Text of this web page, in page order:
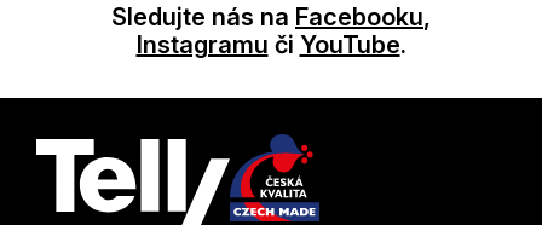
Sledujte nás na Facebooku,
Instagramu či YouTube.